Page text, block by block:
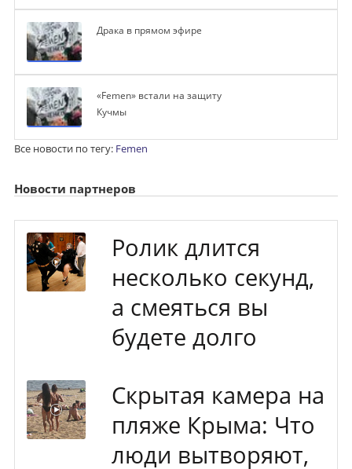
Драка в прямом эфире
«Femen» встали на защиту
Кучмы
Все новости по тегу: Femen
Новости партнеров
Ролик длится
несколько секунд,
а смеяться вы
будете долго
Скрытая камера на
пляже Крыма: Что
люди вытворяют,